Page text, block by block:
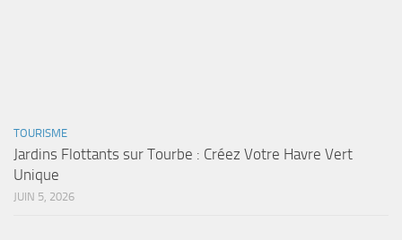
TOURISME
Jardins Flottants sur Tourbe : Créez Votre Havre Vert
Unique
JUIN 5, 2026